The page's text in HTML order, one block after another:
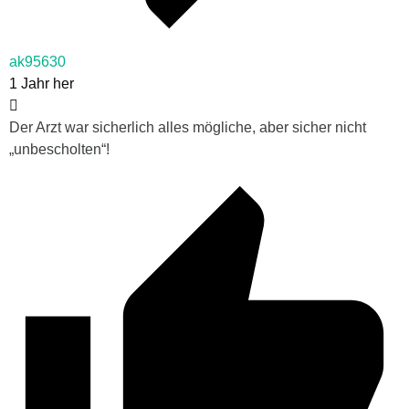
ak95630
1 Jahr her
Der Arzt war sicherlich alles mögliche, aber sicher nicht
„unbescholten“!